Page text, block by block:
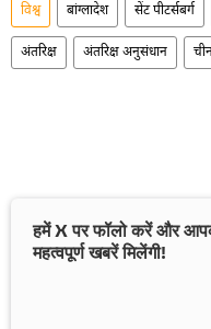
विश्व बांग्लादेश सेंट पीटर्सबर्ग
अंतरिक्ष अंतरिक्ष अनुसंधान
हमें X पर फॉलो करें और
महत्वपूर्ण खबरें मिलेंगी!